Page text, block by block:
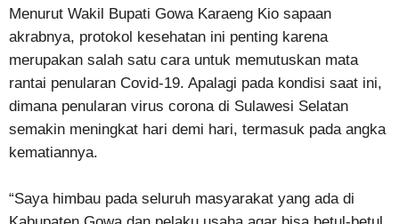
Menurut Wakil Bupati Gowa Karaeng Kio sapaan
akrabnya, protokol kesehatan ini penting karena
merupakan salah satu cara untuk memutuskan mata
rantai penularan Covid-19. Apalagi pada kondisi saat ini,
dimana penularan virus corona di Sulawesi Selatan
semakin meningkat hari demi hari, termasuk pada angka
kematiannya.
“Saya himbau pada seluruh masyarakat yang ada di